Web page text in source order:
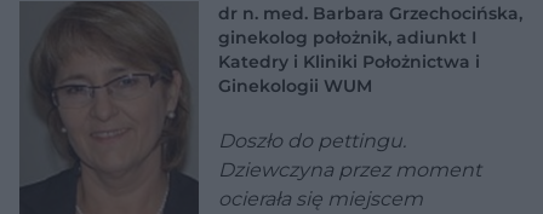
dr n. med. Barbara Grzechocińska,
ginekolog położnik, adiunkt I
Katedry i Kliniki Położnictwa i
Ginekologii WUM
Doszło do pettingu.
Dziewczyna przez moment
ocierała się miejscem